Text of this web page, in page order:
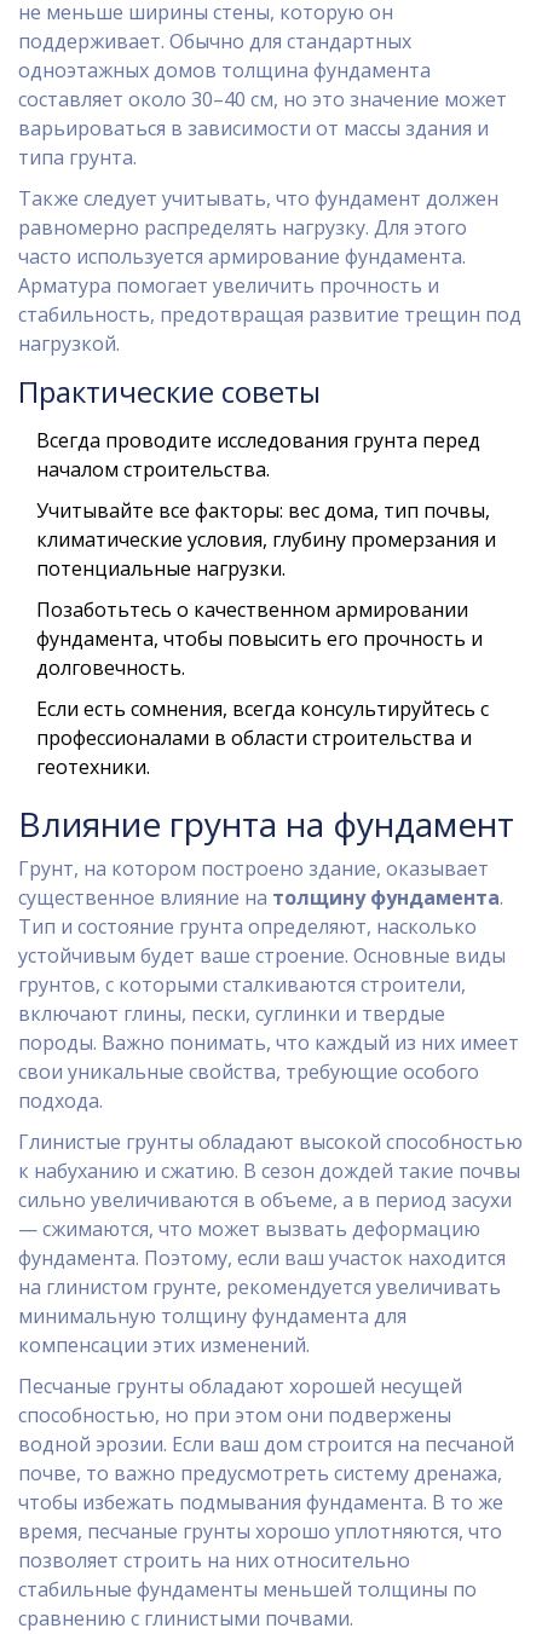
не меньше ширины стены, которую он
поддерживает. Обычно для стандартных
одноэтажных домов толщина фундамента
составляет около 30–40 см, но это значение может
варьироваться в зависимости от массы здания и
типа грунта.
Также следует учитывать, что фундамент должен
равномерно распределять нагрузку. Для этого
часто используется армирование фундамента.
Арматура помогает увеличить прочность и
стабильность, предотвращая развитие трещин под
нагрузкой.
Практические советы
Всегда проводите исследования грунта перед
началом строительства.
Учитывайте все факторы: вес дома, тип почвы,
климатические условия, глубину промерзания и
потенциальные нагрузки.
Позаботьтесь о качественном армировании
фундамента, чтобы повысить его прочность и
долговечность.
Если есть сомнения, всегда консультируйтесь с
профессионалами в области строительства и
геотехники.
Влияние грунта на фундамент
Грунт, на котором построено здание, оказывает
существенное влияние на толщину фундамента.
Тип и состояние грунта определяют, насколько
устойчивым будет ваше строение. Основные виды
грунтов, с которыми сталкиваются строители,
включают глины, пески, суглинки и твердые
породы. Важно понимать, что каждый из них имеет
свои уникальные свойства, требующие особого
подхода.
Глинистые грунты обладают высокой способностью
к набуханию и сжатию. В сезон дождей такие почвы
сильно увеличиваются в объеме, а в период засухи
— сжимаются, что может вызвать деформацию
фундамента. Поэтому, если ваш участок находится
на глинистом грунте, рекомендуется увеличивать
минимальную толщину фундамента для
компенсации этих изменений.
Песчаные грунты обладают хорошей несущей
способностью, но при этом они подвержены
водной эрозии. Если ваш дом строится на песчаной
почве, то важно предусмотреть систему дренажа,
чтобы избежать подмывания фундамента. В то же
время, песчаные грунты хорошо уплотняются, что
позволяет строить на них относительно
стабильные фундаменты меньшей толщины по
сравнению с глинистыми почвами.